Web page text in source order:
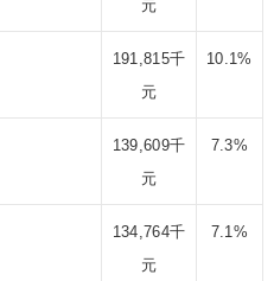
元
191,815千
元
10.1%
139,609千
元
7.3%
134,764千
元
7.1%